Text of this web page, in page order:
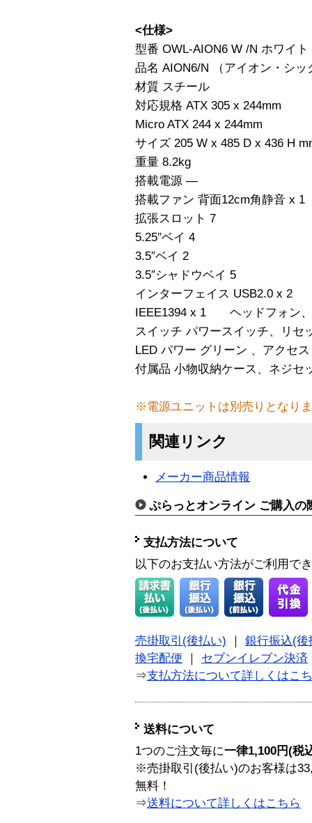
<仕様>
型番 OWL-AION6 W /N ホワイト
品名 AION6/N （アイオン・シッ
材質 スチール
対応規格 ATX 305 x 244mm
Micro ATX 244 x 244mm
サイズ 205 W x 485 D x 436 H
重量 8.2kg
搭載電源 —
搭載ファン 背面12cm角静音 x
拡張スロット 7
5.25″ベイ 4
3.5″ベイ 2
3.5″シャドウベイ 5
インターフェイス USB2.0 x 2
IEEE1394 x 1 ヘッドフォン、
スイッチ パワースイッチ、リセ
LED パワー グリーン 、アクセ
付属品 小物収納ケース、ネジセ
※電源ユニットは別売りとなり
関連リンク
メーカー商品情報
ぷらっとオンライン ご購入の
支払方法について
以下のお支払い方法がご利用で
売掛取引(後払い)
銀行振込(後
換宅配便
セブンイレブン決済
⇒支払方法について詳しくはこ
送料について
1つのご注文毎に一律1,100円(税
※売掛取引(後払い)のお客様は
無料！
⇒送料について詳しくはこちら